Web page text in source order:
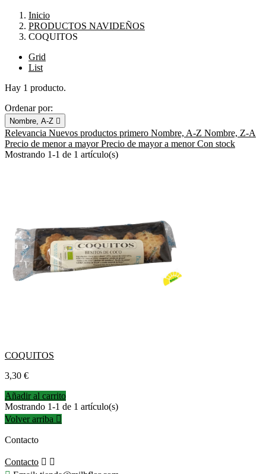
Inicio
PRODUCTOS NAVIDEÑOS
COQUITOS
Grid
List
Hay 1 producto.
Ordenar por:
Nombre, A-Z 
Relevancia Nuevos productos primero Nombre, A-Z Nombre, Z-A
Precio de menor a mayorPrecio de mayor a menorCon stock
Mostrando 1-1 de 1 artículo(s)
COQUITOS
Precio
3,30 €
Añadir al carrito
Mostrando 1-1 de 1 artículo(s)
Volver arriba 
Contacto
Contacto  